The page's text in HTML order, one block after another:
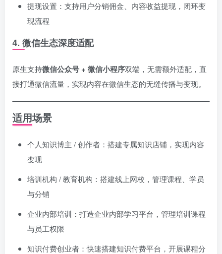
提现设置：支持用户分销佣金、内容收益提现，闭环变
现流程
4. 微信生态深度适配
原生支持微信公众号 + 微信小程序双端，无需额外适配，直
接打通微信流量，实现内容在微信生态的无缝传播与变现。
适用场景
个人知识博主 / 创作者：搭建专属知识店铺，实现内容
变现
培训机构 / 教育机构：搭建线上网校，管理课程、学员
与分销
企业内部培训：打造企业内部学习平台，管理培训课程
与员工权限
知识付费创业者：快速搭建知识付费平台，开展课程分